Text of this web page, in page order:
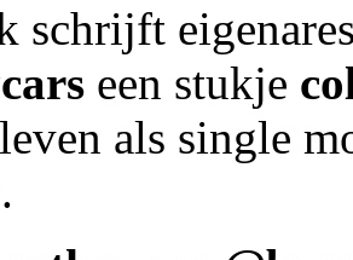
schrijft
een stukje
als single